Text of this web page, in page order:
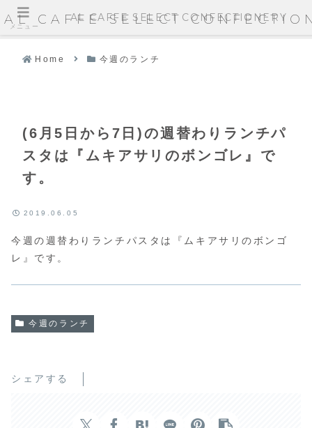
AL CAFFE SELECT
Home 今週のランチ
(6月5日から7日)の週替わりランチパ
スタは『ムキアサリのボンゴレ』で
す。
2019.06.05
今週の週替わりランチパスタは『ムキアサリのボンゴ
レ』です。
今週のランチ
シェアする
メニュー
AL CAFFE SELECT CONFECTIONERY